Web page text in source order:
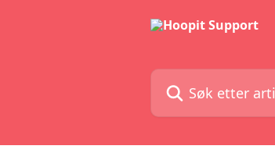
Søk etter artikler ...